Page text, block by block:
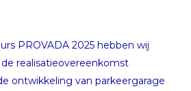
PROVADA 2025 hebben wij
de realisatieovereenkomst
ontwikkeling van parkeergarage